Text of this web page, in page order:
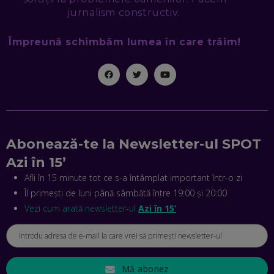
EP. 48
SMART CITY: CUM SE NAȘTE UN ORAȘ INTELIGENT. CE „NU
MARE „ORAȘ COGNITIV” DIN ISTORIE
SEAMA CĂ CINEVA ÎNCEARCĂ SĂ TE MANIPULEZE, ONLINE.
MIHAI CEPOI, JOBFUL: SCHIMBĂM MODUL ÎN CARE APLICI
LA JOB! CUM DEMONSTREZI ABILITĂȚI ȘI CÂȘTIGI PREMII
EP. 45
ANTONIO ENACHE, SENSE4FIT: CUM TE AJUTĂ
TEHNOLOGIA SĂ FACI SPORT, SĂ FII MAI COMPETITIV ȘI SĂ
EP. 44
jurnalism constructiv.
Împreună schimbăm lumea în care trăim!
Abonează-te la Newsletter-ul SPOT
Azi în 15’
Afli în 15 minute tot ce s-a întâmplat important într-o zi
Îl primești de luni până sâmbătă între 19:00 și 20:00
Vezi cum arată newsletter-ul Azi în 15’
Mă abonez